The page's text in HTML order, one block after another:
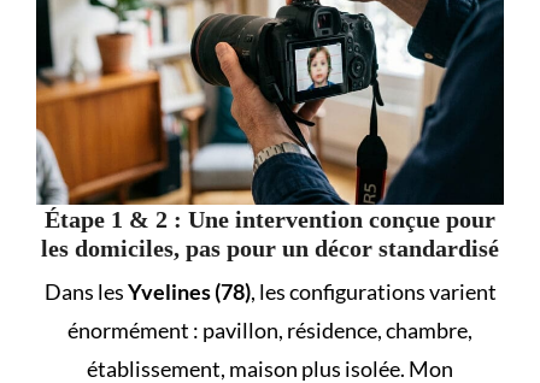
Étape 1 & 2 : Une intervention conçue pour
les domiciles, pas pour un décor standardisé
Dans lesYvelines (78), les configurations varient
énormément : pavillon, résidence, chambre,
établissement, maison plus isolée. Mon